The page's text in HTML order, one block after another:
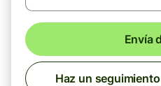
Envía
Haz un